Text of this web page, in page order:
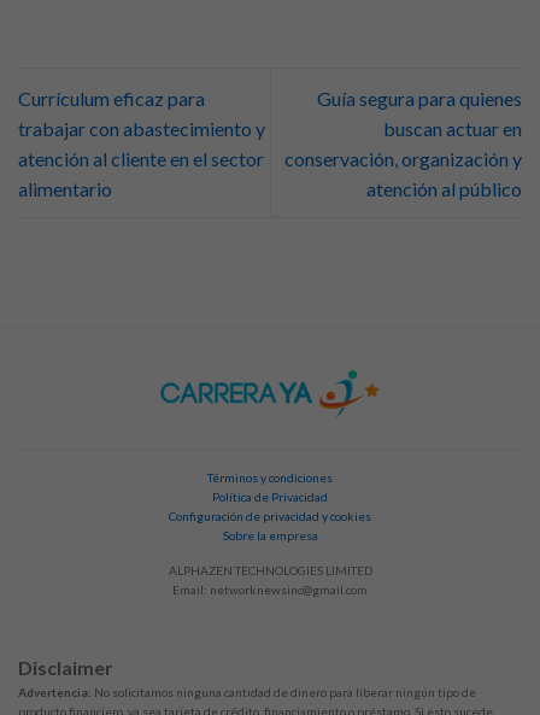
Currículum eficaz para
trabajar con abastecimiento y
atención al cliente en el sector
alimentario
Guía segura para quienes
buscan actuar en
conservación, organización y
atención al público
Términos y condiciones
Política de Privacidad
Configuración de privacidad y cookies
Sobre la empresa
ALPHAZEN TECHNOLOGIES LIMITED
Email: networknewsinc@gmail.com
Disclaimer
Advertencia: No solicitamos ninguna cantidad de dinero para liberar ningún tipo de
producto financiero, ya sea tarjeta de crédito, financiamiento o préstamo. Si esto sucede,